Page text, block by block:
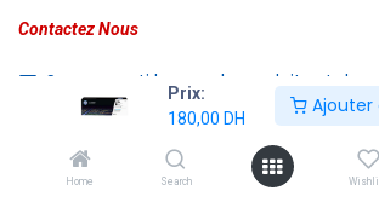
Prix:
180,00 DH
Ajouter
Home Search
Contactez Nous
Soyez averti lorsque le produit est de
Enregistrer pour plus